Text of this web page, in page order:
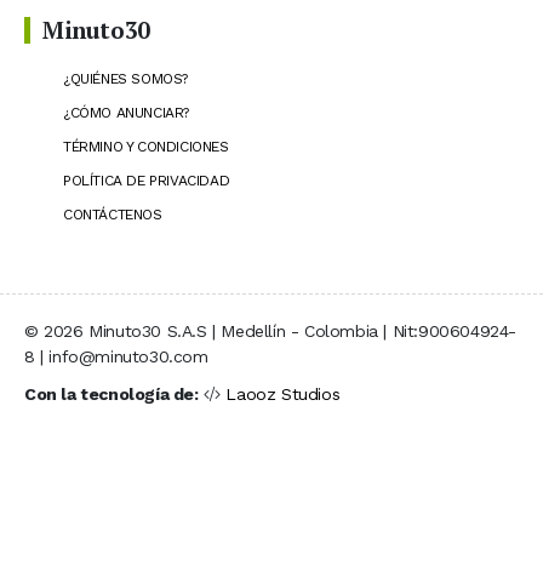
Minuto30
¿QUIÉNES SOMOS?
¿CÓMO ANUNCIAR?
TÉRMINO Y CONDICIONES
POLÍTICA DE PRIVACIDAD
CONTÁCTENOS
© 2026 Minuto30 S.A.S | Medellín - Colombia | Nit:900604924-
8 | info@minuto30.com
Con la tecnología de:
Laooz Studios